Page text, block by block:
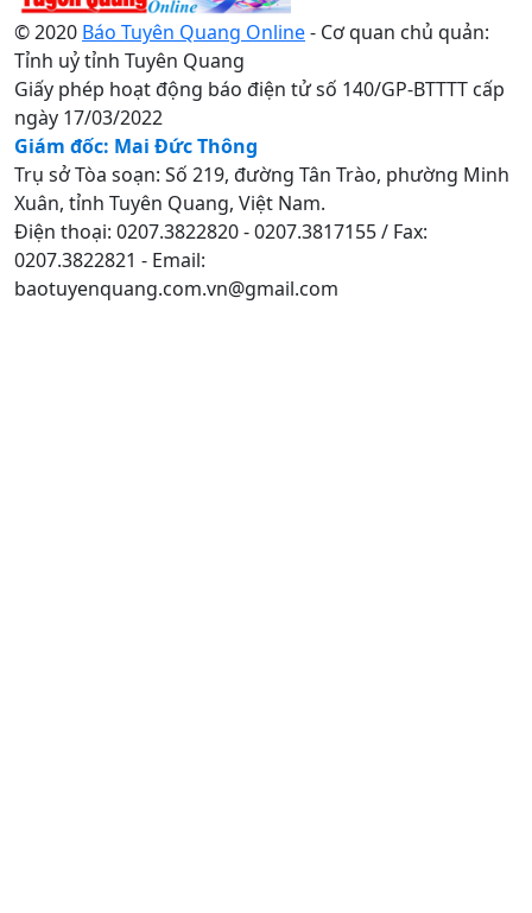
© 2020 Báo Tuyên Quang Online- Cơ quan chủ quản:
Tỉnh uỷ tỉnh Tuyên Quang
Giấy phép hoạt động báo điện tử số 140/GP-BTTTT cấp
ngày 17/03/2022
Giám đốc: Mai Đức Thông
Trụ sở Tòa soạn: Số 219, đường Tân Trào, phường Minh
Xuân, tỉnh Tuyên Quang, Việt Nam.
Điện thoại: 0207.3822820 - 0207.3817155 / Fax:
0207.3822821 - Email:
baotuyenquang.com.vn@gmail.com